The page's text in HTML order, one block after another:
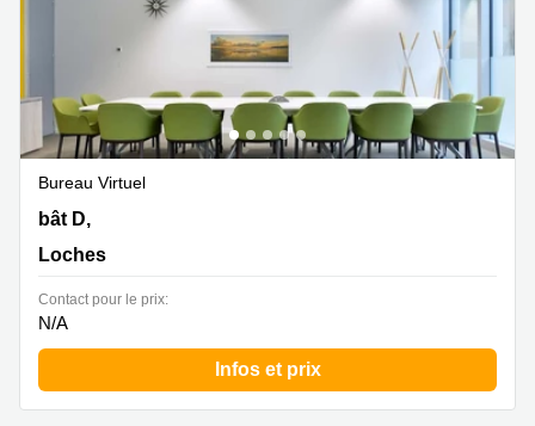
Bureau Virtuel
31 bât D, 45 bât G rue de la Milletière, Loches
bât D,
Loches
Contact pour le prix:
N/A
Infos et prix